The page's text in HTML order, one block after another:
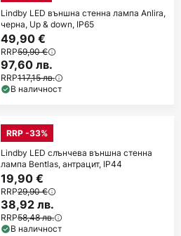
Lindby LED външна стенна лампа Anlira,
черна, Up & down, IP65
49,90 €
RRP59,90 €
97,60 лв.
RRP117,15 лв.
В наличност
RRP -33%
Lindby LED слънчева външна стенна
лампа Bentlas, антрацит, IP44
19,90 €
RRP29,90 €
38,92 лв.
RRP58,48 лв.
В наличност